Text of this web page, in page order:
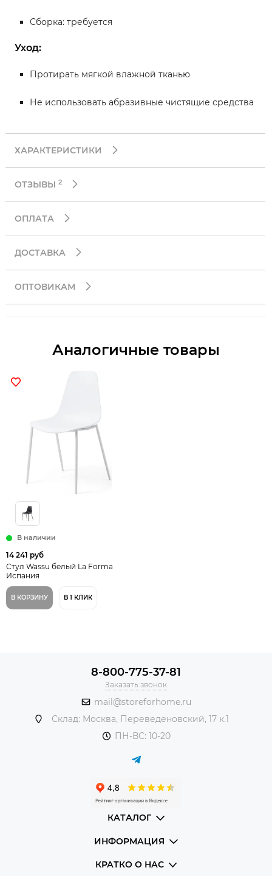
Сборка: требуется
Уход:
Протирать мягкой влажной тканью
Не использовать абразивные чистящие средства
ХАРАКТЕРИСТИКИ
ОТЗЫВЫ 2
ОПЛАТА
ДОСТАВКА
ОПТОВИКАМ
Аналогичные товары
В наличии
14 241 руб
Стул Wassu белый La Forma
Испания
В КОРЗИНУ В 1 КЛИК
8-800-775-37-81
Заказать звонок
mail@storeforhome.ru
Склад: Москва, Переведеновский, 17 к.1
ПН-ВС: 10-20
КАТАЛОГ
ИНФОРМАЦИЯ
КРАТКО О НАС